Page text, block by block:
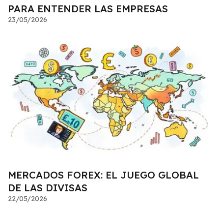
PARA ENTENDER LAS EMPRESAS
23/05/2026
MERCADOS FOREX: EL JUEGO GLOBAL
DE LAS DIVISAS
22/05/2026